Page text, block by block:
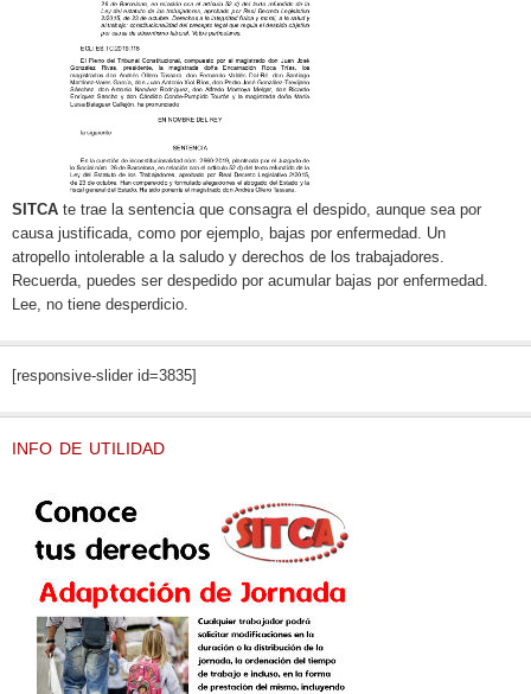
SITCA te trae la sentencia que consagra el despido, aunque sea por
causa justificada, como por ejemplo, bajas por enfermedad. Un
atropello intolerable a la saludo y derechos de los trabajadores.
Recuerda, puedes ser despedido por acumular bajas por enfermedad.
Lee, no tiene desperdicio.
[responsive-slider id=3835]
INFO DE UTILIDAD